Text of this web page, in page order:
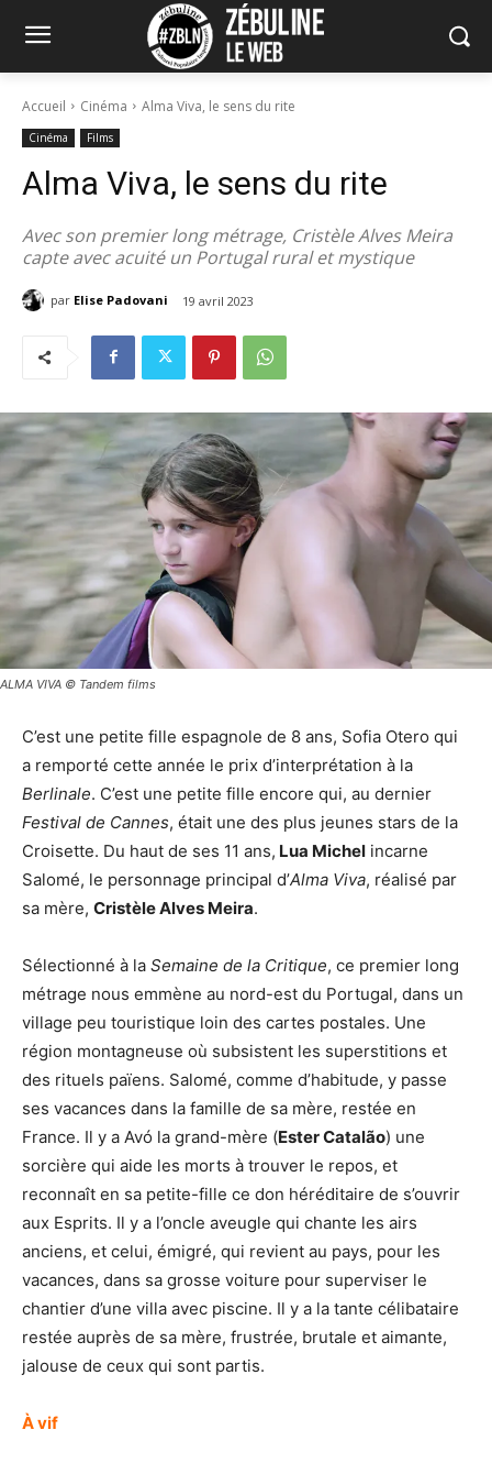
Accueil Cinéma Alma Viva, le sens du rite
Cinéma Films
Alma Viva, le sens du rite
Avec son premier long métrage, Cristèle Alves Meira
capte avec acuité un Portugal rural et mystique
par Elise Padovani 19 avril 2023
ALMA VIVA © Tandem films
C’est une petite fille espagnole de 8 ans, Sofia Otero qui
a remporté cette année le prix d’interprétation à la
Berlinale. C’est une petite fille encore qui, au dernier
Festival de Cannes, était une des plus jeunes stars de la
Croisette. Du haut de ses 11 ans, Lua Michel incarne
Salomé, le personnage principal d’Alma Viva, réalisé par
sa mère, Cristèle Alves Meira.
Sélectionné à la Semaine de la Critique, ce premier long
métrage nous emmène au nord-est du Portugal, dans un
village peu touristique loin des cartes postales. Une
région montagneuse où subsistent les superstitions et
des rituels païens. Salomé, comme d’habitude, y passe
ses vacances dans la famille de sa mère, restée en
France. Il y a Avó la grand-mère (Ester Catalão) une
sorcière qui aide les morts à trouver le repos, et
reconnaît en sa petite-fille ce don héréditaire de s’ouvrir
aux Esprits. Il y a l’oncle aveugle qui chante les airs
anciens, et celui, émigré, qui revient au pays, pour les
vacances, dans sa grosse voiture pour superviser le
chantier d’une villa avec piscine. Il y a la tante célibataire
restée auprès de sa mère, frustrée, brutale et aimante,
jalouse de ceux qui sont partis.
À vif